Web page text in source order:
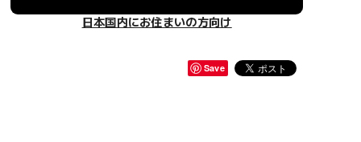
日本国内にお住まいの方向け
Save